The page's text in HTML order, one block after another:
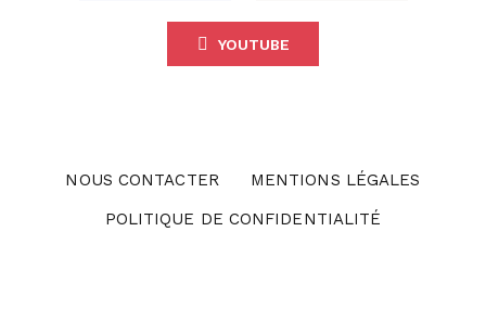
YOUTUBE
NOUS CONTACTER
MENTIONS LÉGALES
POLITIQUE DE CONFIDENTIALITÉ